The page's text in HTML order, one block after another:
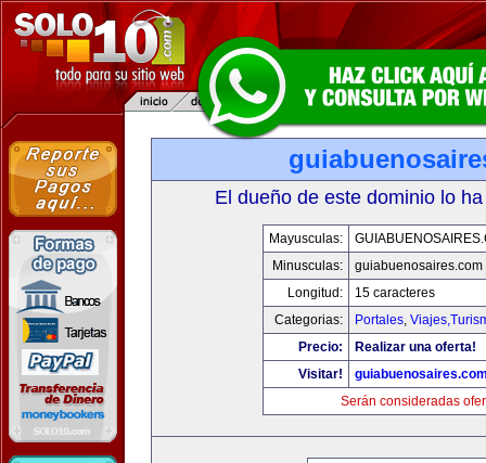
El dueño de este dominio lo
Mayusculas:
Minusculas:
guiabuenosaires.com
Longitud:
15 caracteres
Categorias:
Portales,
Precio:
Realizar una oferta!
Visitar!
Serán consideradas